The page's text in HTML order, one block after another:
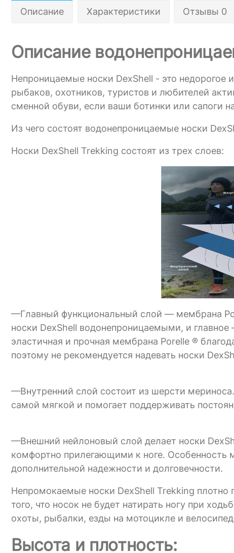
Описание Характеристики Отзывы 0
Описание
Непроницаемые носки DexShell - это
рыбаков, охотников, туристов и любителей
сменной обуви, если ваши ботинки или сапоги
Из чего состоят водонепроницаемые носки
Носки DexShell Trekking состоят из трех слоев:
—Главный функциональный слой — мембрана
носки DexShell водонепроницаемыми, и главное
эластичная и прочная мембрана Porelle ®
поэтому не рекомендуется надевать носки
—Внутренний слой состоит из шерсти
самой мягкой и помогает поддерживать
—Внешний нейлоновый слой делает носки
комфортно прилегающими к ноге. Особенность
дополнительной надежности и долговечности.
Непромокаемые носки DexShell Trekking плотно
того, что носок не будет натирать ногу при
охоты, рыбалки, езды на мотоцикле и
Высота и плотность: